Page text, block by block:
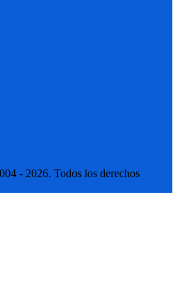
- 2026. Todos los derechos